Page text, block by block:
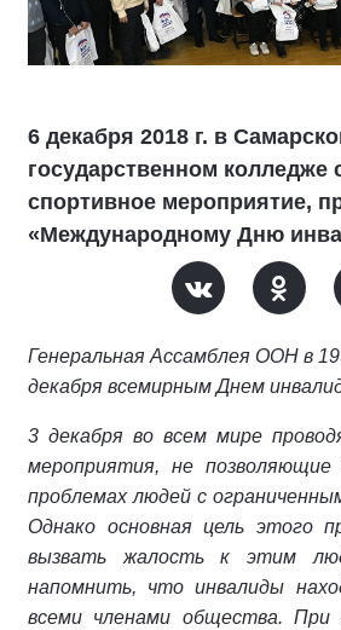
6 декабря 2018 г. в
государственном колледже
спортивное мероприятие,
«Международному Дню
Генеральная Ассамблея ООН в
декабря всемирным Днем
3 декабря во всем мире
мероприятия, не
проблемах людей с
Однако основная цель этого
вызвать жалость к этим
напомнить, что инвалиды
всеми членами общества.